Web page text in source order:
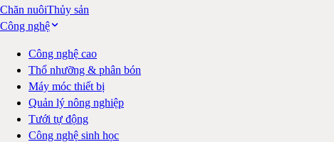
Chăn nuôiThủy sản
Công nghệ
Công nghệ cao
Thổ nhưỡng & phân bón
Máy móc thiết bị
Quản lý nông nghiệp
Tưới tự động
Công nghệ sinh học